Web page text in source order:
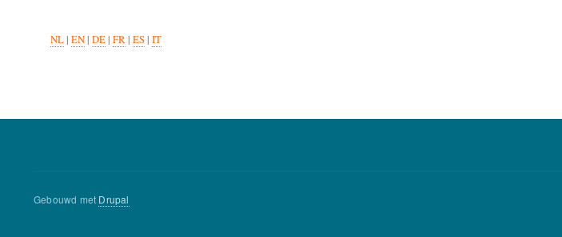
NL| EN| DE| FR| ES| IT
Gebouwd met Drupal